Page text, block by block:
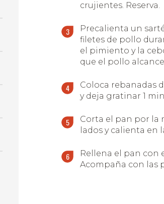
crujientes. Reserva.
Precalienta un
filetes de pollo
el pimiento y la
que el pollo
Coloca rebanadas
y deja gratinar 1
Corta el pan por la
lados y calienta en
Rellena el pan con
Acompaña con las